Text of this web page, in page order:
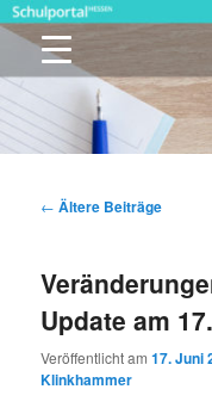
Zum
primären
springen
Zum
sekundären
springenSchulportal
Beitragsnavigation
← Ältere Beiträge
Update am
Veröffentlicht am17. Juni
Klinkhammer